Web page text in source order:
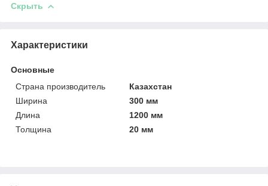
Скрыть
Характеристики
Основные
Страна производитель
Казахстан
Ширина
300 мм
Длина
1200 мм
Толщина
20 мм